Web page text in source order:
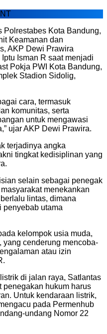
Polrestabes Kota Bandung,
Keamanan dan
AKP Dewi Prawira
Isman R saat menjadi
Pokja PWI Kota Bandung,
Stadion Sidolig,
cara, termasuk
komunitas, serta
untuk mengawasi
ujar AKP Dewi Prawira.
terjadinya angka
tingkat kedisiplinan yang
selain sebagai penegak
menekankan
lintas, dimana
penyebab utama
kelompok usia muda,
yang cenderung mencoba-
atau izin
di jalan raya, Satlantas
penegakan hukum harus
Untuk kendaraan listrik,
pada Permenhub
undang Nomor 22